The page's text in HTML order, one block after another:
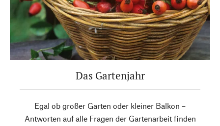
Das Gartenjahr
Egal ob großer Garten oder kleiner Balkon –
Antworten auf alle Fragen der Gartenarbeit finden